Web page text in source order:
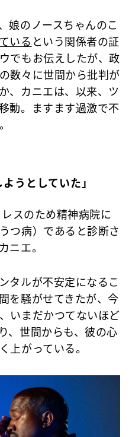
娘のノースちゃんのこ
いるという関係者の証
でもお伝えしたが、政
数々に世間から批判が
、カニエは、以来、ツ
動。ますます過激で不
うとしていた」
スのため精神病院に
つ病）であると診断さ
ニエ。
タルが不安定になるこ
を騒がせてきたが、今
いまだかつてないほど
、世間からも、彼の心
上がっている。